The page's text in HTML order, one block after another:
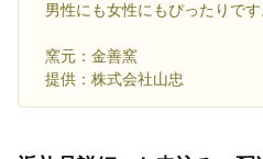
男性にも女性にもぴったりです
窯元：金善窯
提供：株式会社山忠